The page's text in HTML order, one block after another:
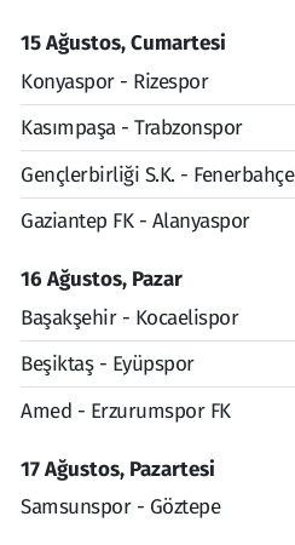
15 Ağustos, Cumartesi
Konyaspor - Rizespor
Kasımpaşa - Trabzonspor
Gençlerbirliği S.K. - Fenerbahçe
Gaziantep FK - Alanyaspor
16 Ağustos, Pazar
Başakşehir - Kocaelispor
Beşiktaş - Eyüpspor
Amed - Erzurumspor FK
17 Ağustos, Pazartesi
Samsunspor - Göztepe